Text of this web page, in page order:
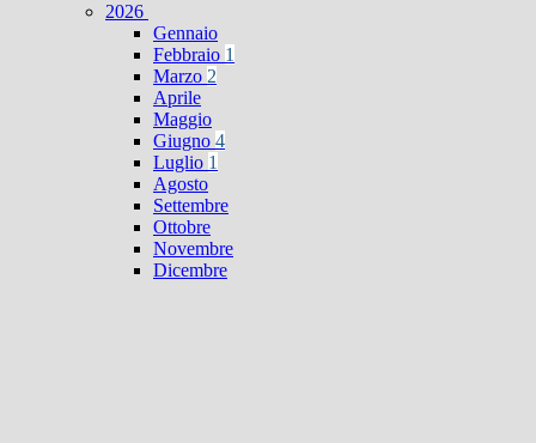
2026
Gennaio
Febbraio 1
Marzo 2
Aprile
Maggio
Giugno 4
Luglio 1
Agosto
Settembre
Ottobre
Novembre
Dicembre